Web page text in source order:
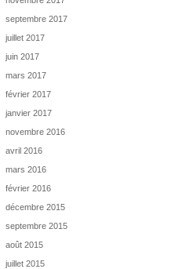
septembre 2017
juillet 2017
juin 2017
mars 2017
février 2017
janvier 2017
novembre 2016
avril 2016
mars 2016
février 2016
décembre 2015
septembre 2015
août 2015
juillet 2015